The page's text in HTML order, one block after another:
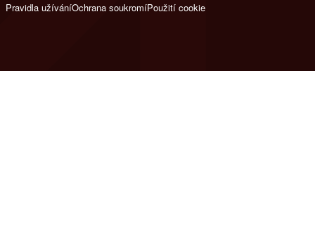
Pravidla užíváníOchrana soukromíPoužití cookie